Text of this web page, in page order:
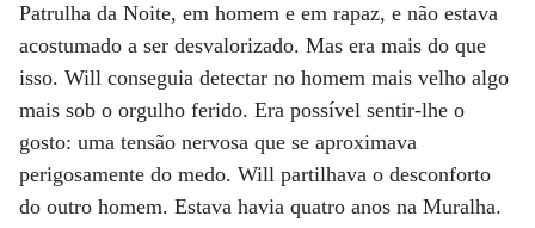
Patrulha da Noite, em homem e em rapaz, e não estava
acostumado a ser desvalorizado. Mas era mais do que
isso. Will conseguia detectar no homem mais velho algo
mais sob o orgulho ferido. Era possível sentir-lhe o
gosto: uma tensão nervosa que se aproximava
perigosamente do medo. Will partilhava o desconforto
do outro homem. Estava havia quatro anos na Muralha.